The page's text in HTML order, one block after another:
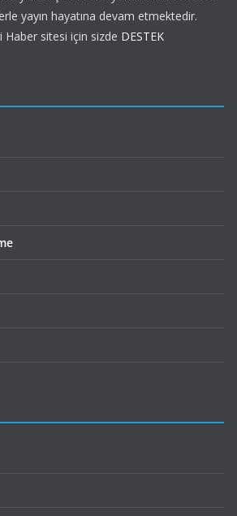
yayın hayatına devam etmektedir.
sitesi için sizde DESTEK